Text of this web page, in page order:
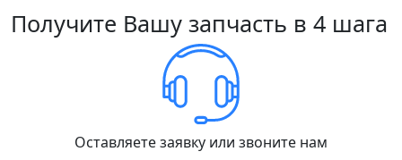
Получите Вашу запчасть в 4 шага
Оставляете заявку или звоните нам